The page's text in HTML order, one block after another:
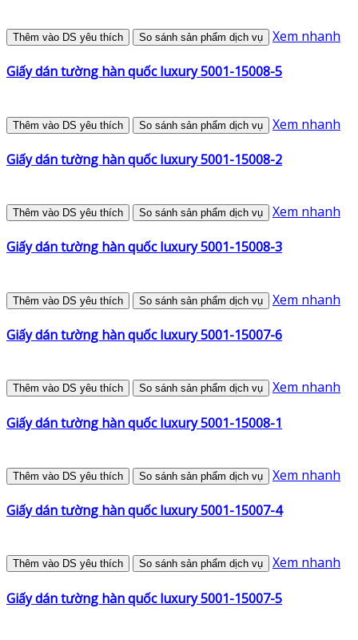
Thêm vào DS yêu thích So sánh sản phẩm dịch vụ Xem nhanh
Giấy dán tường hàn quốc luxury 5001-15008-5
Thêm vào DS yêu thích So sánh sản phẩm dịch vụ Xem nhanh
Giấy dán tường hàn quốc luxury 5001-15008-2
Thêm vào DS yêu thích So sánh sản phẩm dịch vụ Xem nhanh
Giấy dán tường hàn quốc luxury 5001-15008-3
Thêm vào DS yêu thích So sánh sản phẩm dịch vụ Xem nhanh
Giấy dán tường hàn quốc luxury 5001-15007-6
Thêm vào DS yêu thích So sánh sản phẩm dịch vụ Xem nhanh
Giấy dán tường hàn quốc luxury 5001-15008-1
Thêm vào DS yêu thích So sánh sản phẩm dịch vụ Xem nhanh
Giấy dán tường hàn quốc luxury 5001-15007-4
Thêm vào DS yêu thích So sánh sản phẩm dịch vụ Xem nhanh
Giấy dán tường hàn quốc luxury 5001-15007-5